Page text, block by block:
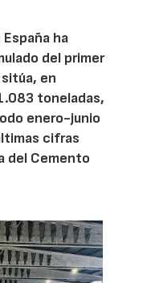
ha
del primer
en
toneladas,
enero-junio
cifras
del Cemento